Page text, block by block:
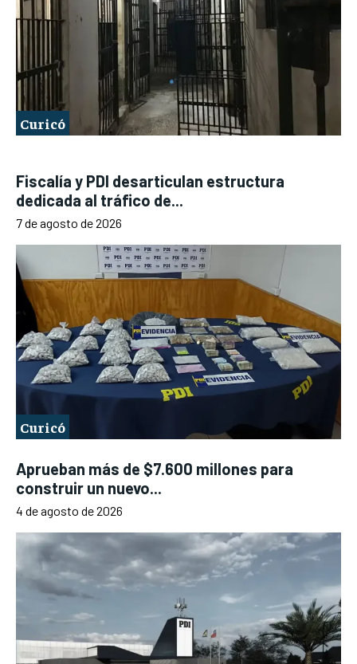
Curicó
Fiscalía y PDI desarticulan estructura
dedicada al tráfico de...
7 de agosto de 2026
Curicó
Aprueban más de $7.600 millones para
construir un nuevo...
4 de agosto de 2026